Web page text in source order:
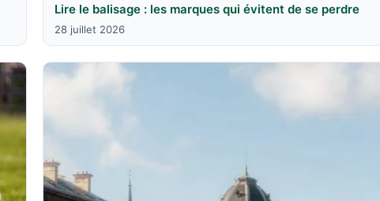
Lire le balisage : les marques qui évitent de se perdre
28 juillet 2026